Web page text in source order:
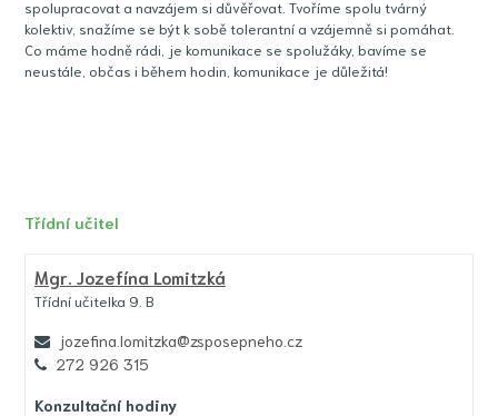
spolupracovat a navzájem si důvěřovat. Tvoříme spolu tvárný
kolektiv, snažíme se být k sobě tolerantní a vzájemně si pomáhat.
Co máme hodně rádi, je komunikace se spolužáky, bavíme se
neustále, občas i během hodin, komunikace je důležitá!
Třídní učitel
Mgr. Jozefína Lomitzká
Třídní učitelka 9. B
jozefina.lomitzka@zsposepneho.cz
272 926 315
Konzultační hodiny